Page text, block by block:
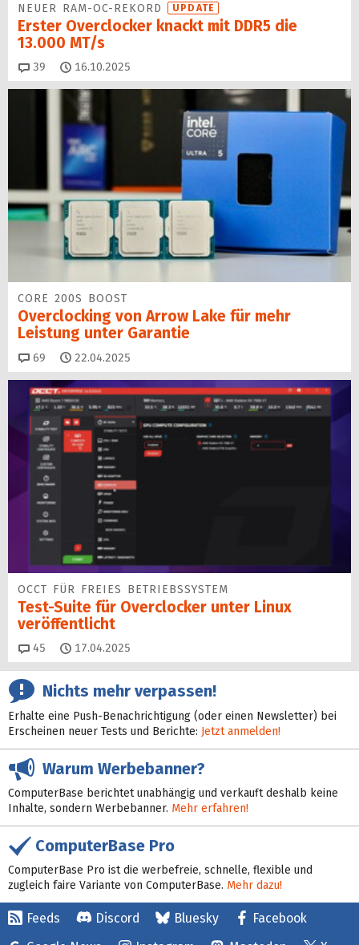
NEUER RAM-OC-REKORD UPDATE
Erster Overclocker knackt mit DDR5 die
13.000 MT/s
39 Kommentare
16.10.2025
CORE 200S BOOST
Overclocking von Arrow Lake für mehr
Leistung unter Garantie
69 Kommentare
22.04.2025
OCCT FÜR FREIES BETRIEBSSYSTEM
Test-Suite für Overclocker unter Linux
veröffentlicht
45 Kommentare
17.04.2025
Nichts mehr verpassen!
Erhalte eine Push-Benachrichtigung (oder einen Newsletter) bei
Erscheinen neuer Tests und Berichte: Jetzt anmelden!
Warum Werbebanner?
ComputerBase berichtet unabhängig und verkauft deshalb keine
Inhalte, sondern Werbebanner. Mehr erfahren!
ComputerBase Pro
ComputerBase Pro ist die werbefreie, schnelle, flexible und
zugleich faire Variante von ComputerBase. Mehr dazu!
Feeds Discord Bluesky
Facebook